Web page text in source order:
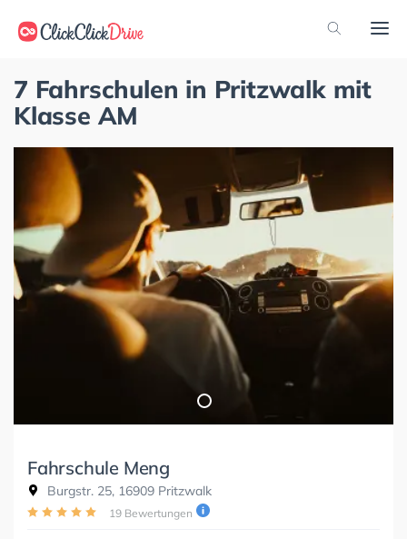
7 Fahrschulen in Pritzwalk mit
Klasse AM
Fahrschule Meng
Burgstr. 25, 16909 Pritzwalk
19 Bewertungen